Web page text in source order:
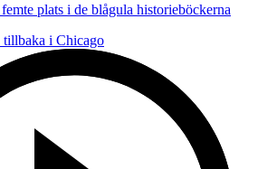
plats i de blågula historieböckerna